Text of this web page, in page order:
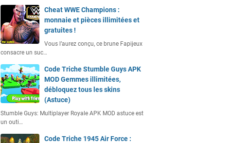
Cheat WWE Champions :
monnaie et pièces illimitées et
gratuites !
Vous l’aurez conçu, ce brune Fapijeux
consacre un suc…
Code Triche Stumble Guys APK
MOD Gemmes illimitées,
débloquez tous les skins
(Astuce)
Stumble Guys: Multiplayer Royale APK MOD astuce est
un outi…
Code Triche 1945 Air Force :